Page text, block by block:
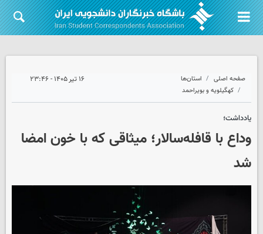
صفحه اصلی
استان‌ها
کهگیلویه و بویراحمد
۱۶ تیر ۱۴۰۵ - ۲۳:۴۶
یادداشت؛
وداع با قافله‌سالار؛ میثاقی که با خون امضا
شد